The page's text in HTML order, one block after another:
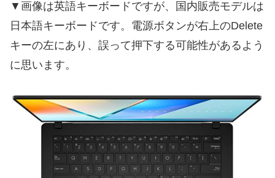
▼画像は英語キーボードですが、国内販売モデルは
日本語キーボードです。電源ボタンが右上のDelete
キーの左にあり、誤って押下する可能性があるよう
に思います。